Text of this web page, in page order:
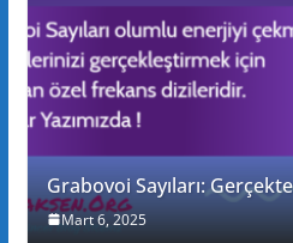
Grabovoi Sayıları:
Mart 6, 2025